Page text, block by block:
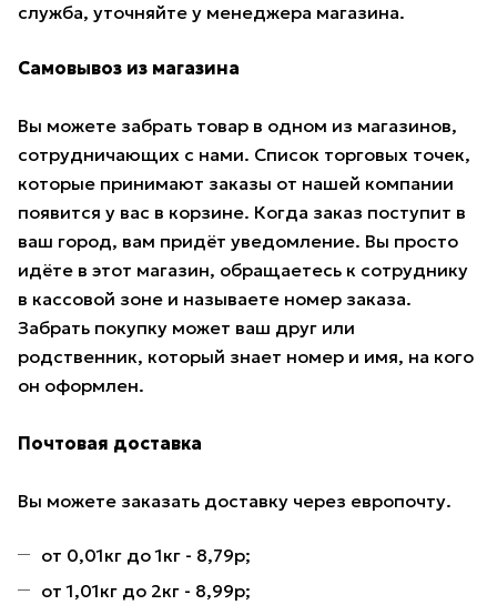
служба, уточняйте у менеджера магазина.
Самовывоз из магазина
Вы можете забрать товар в одном из магазинов,
сотрудничающих с нами. Список торговых точек,
которые принимают заказы от нашей компании
появится у вас в корзине. Когда заказ поступит в
ваш город, вам придёт уведомление. Вы просто
идёте в этот магазин, обращаетесь к сотруднику
в кассовой зоне и называете номер заказа.
Забрать покупку может ваш друг или
родственник, который знает номер и имя, на кого
он оформлен.
Почтовая доставка
Вы можете заказать доставку через европочту.
от 0,01кг до 1кг - 8,79р;
от 1,01кг до 2кг - 8,99р;